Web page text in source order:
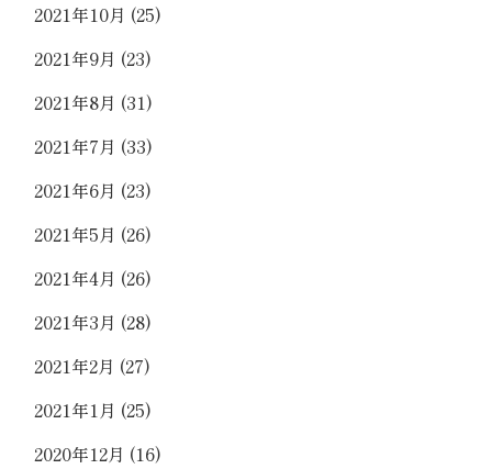
2021年10月 (25)
2021年9月 (23)
2021年8月 (31)
2021年7月 (33)
2021年6月 (23)
2021年5月 (26)
2021年4月 (26)
2021年3月 (28)
2021年2月 (27)
2021年1月 (25)
2020年12月 (16)